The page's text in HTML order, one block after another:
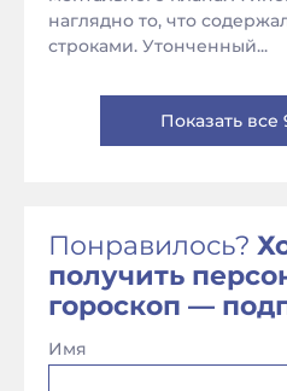
наглядно то, что
строками. Утонченный...
Показать все
Понравилось?
получить
гороскоп —
Имя